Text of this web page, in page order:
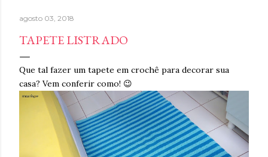
agosto 03, 2018
TAPETE LISTRADO
Que tal fazer um tapete em crochê para decorar sua
casa? Vem conferir como! 😉